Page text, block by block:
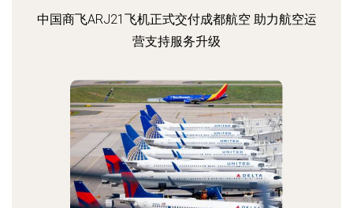
中国商飞ARJ21飞机正式交付成都航空 助力航空运
营支持服务升级